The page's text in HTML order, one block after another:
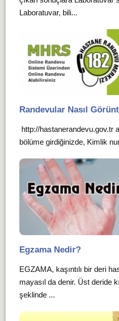
Laboratuvar, bili...
Randevular Nasıl
http://hastanerandevu.gov.tr
bölüme girdiğinizde, Kimlik
Egzama Nedir?
EGZAMA, kaşıntılı bir deri
mayasıl da denir. Üst deride
şeklinde ...